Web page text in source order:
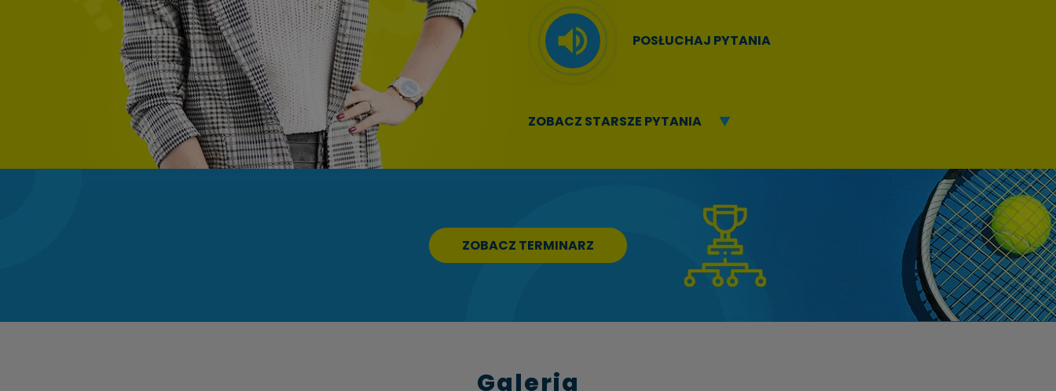
Audio
Player
POSŁUCHAJ PYTANIA
ZOBACZ STARSZE PYTANIA
ZOBACZ TERMINARZ
Galeria